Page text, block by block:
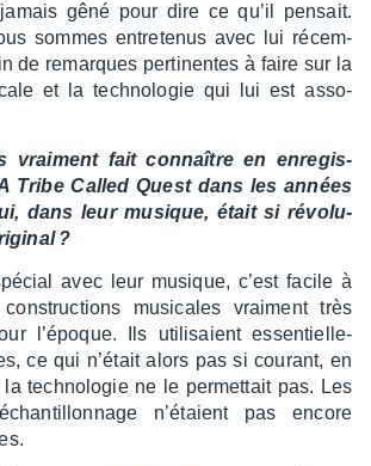
gêné pour dire ce qu’il pensait.
sommes entre­te­nus avec lui récem­
de remarques perti­nentes à faire sur la
et la tech­no­lo­gie qui lui est asso­
vrai­ment fait connaître en enre­gis­
Tribe Called Quest dans les années
dans leur musique, était si révo­lu­
?
avec leur musique, c’est facile à
musi­cales vrai­ment très
l’époque. Ils utili­saient essen­tiel­le­
ce qui n’était alors pas si courant, en
tech­no­lo­gie ne le permet­tait pas. Les
n’étaient pas encore